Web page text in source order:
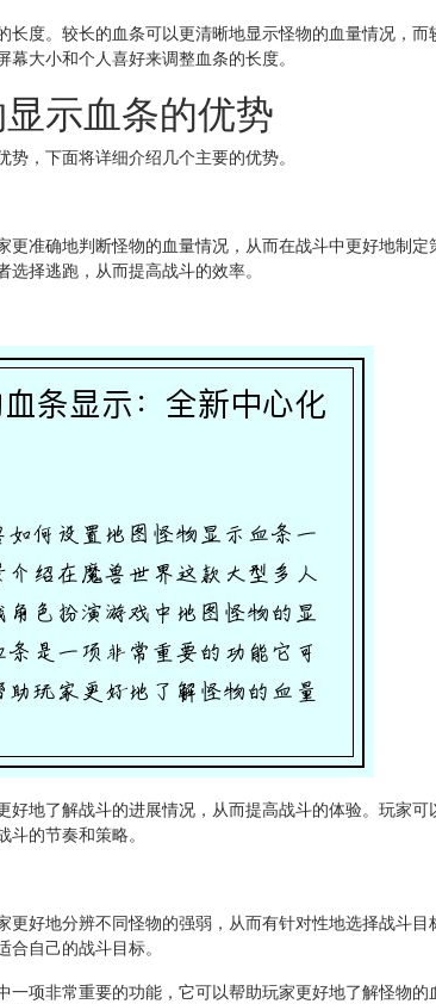
长度。较长的血条可以更清晰地显示怪物的血量情况，
大小和个人喜好来调整血条的长度。
示血条的优势
，下面将详细介绍几个主要的优势。
更准确地判断怪物的血量情况，从而在战斗中更好地制定
择逃跑，从而提高战斗的效率。
好地了解战斗的进展情况，从而提高战斗的体验。玩家可
的节奏和策略。
更好地分辨不同怪物的强弱，从而有针对性地选择战斗目
自己的战斗目标。
一项非常重要的功能，它可以帮助玩家更好地了解怪物